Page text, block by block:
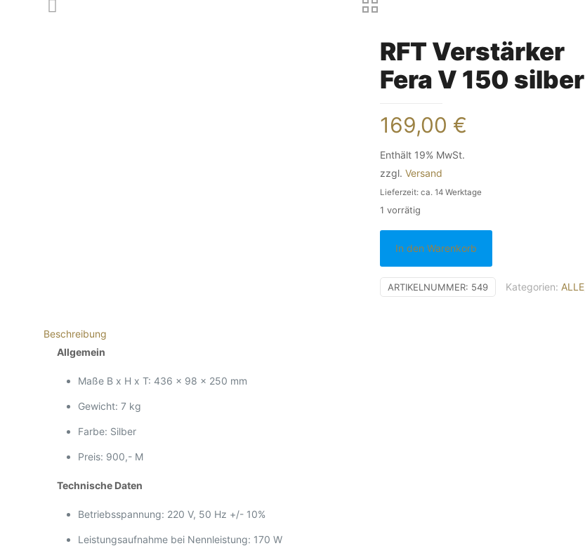
RFT Verstärker
Fera V 150 silber
169,00 €
Enthält 19% MwSt.
zzgl.Versand
Lieferzeit: ca. 14 Werktage
1 vorrätig
In den Warenkorb
ARTIKELNUMMER: 549 Kategorien: ALLE
Beschreibung
Allgemein
Maße B x H x T: 436 x 98 x 250 mm
Gewicht: 7 kg
Farbe: Silber
Preis: 900,- M
Technische Daten
Betriebsspannung: 220 V, 50 Hz +/- 10%
Leistungsaufnahme bei Nennleistung: 170 W